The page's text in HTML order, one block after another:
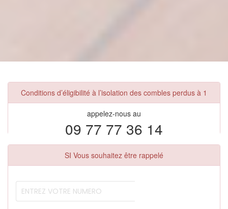
Conditions d’éligibilité à l’isolation des combles perdus à 1
appelez-nous au
09 77 77 36 14
SI Vous souhaitez être rappelé